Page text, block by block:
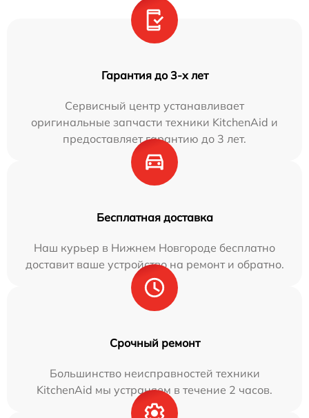
Гарантия до 3-х лет
Сервисный центр устанавливает
оригинальные запчасти техники KitchenAid и
предоставляет гарантию до 3 лет.
Бесплатная доставка
Наш курьер в Нижнем Новгороде бесплатно
доставит ваше устройство на ремонт и обратно.
Срочный ремонт
Большинство неисправностей техники
KitchenAid мы устраняем в течение 2 часов.